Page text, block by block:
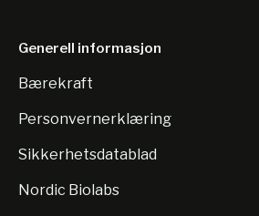
Generell informasjon
Bærekraft
Personvernerklæring
Sikkerhetsdatablad
Nordic Biolabs